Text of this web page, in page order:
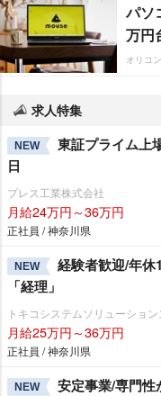
パソ
万円
オリコ
求人特集
NEW
東証プライム上
日
プレス工業株式会社
月給24万円～36万円
正社員 / 神奈川県
NEW
経験者歓迎/年休
「経理」
トキコシステムソリューショ
月給25万円～36万円
正社員 / 神奈川県
NEW 安定事業/専門性